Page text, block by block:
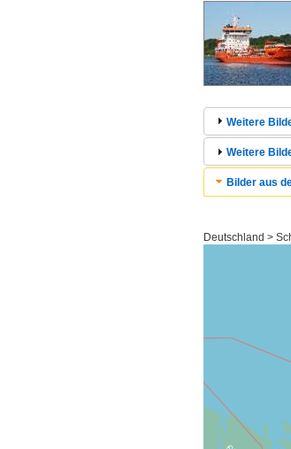
Weitere
Weitere
Bilder aus
Deutschland >